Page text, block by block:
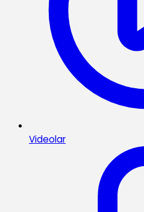
Videolar